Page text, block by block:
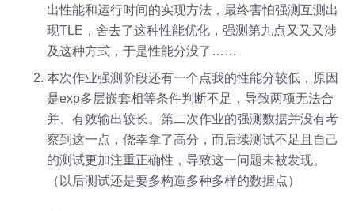
出性能和运行时间的实现方法，最终害怕强测互测出
现TLE，舍去了这种性能优化，强测第九点又又又涉
及这种方式，于是性能分没了……
本次作业强测阶段还有一个点我的性能分较低，原因
是exp多层嵌套相等条件判断不足，导致两项无法合
并、有效输出较长。第二次作业的强测数据并没有考
察到这一点，侥幸拿了高分，而后续测试不足且自己
的测试更加注重正确性，导致这一问题未被发现。
（以后测试还是要多构造多种多样的数据点）